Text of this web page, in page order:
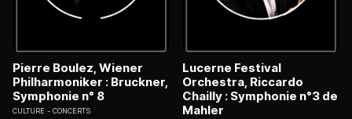
Pierre Boulez, Wiener
Philharmoniker : Bruckner,
Symphonie n° 8
CULTURE CONCERTS
Lucerne Festival
Orchestra, Riccardo
Chailly : Symphonie n°3 de
Mahler